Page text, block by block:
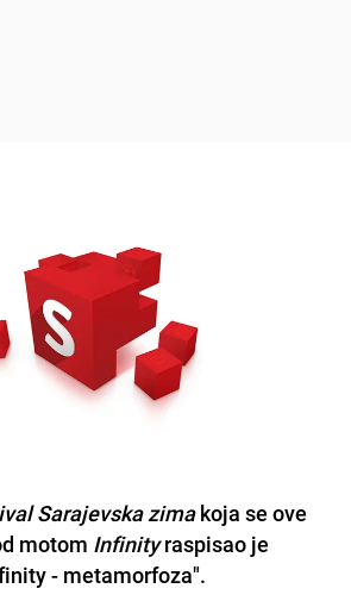
Sarajevska zimakoja se ove
motom Infinityraspisao je
- metamorfoza".